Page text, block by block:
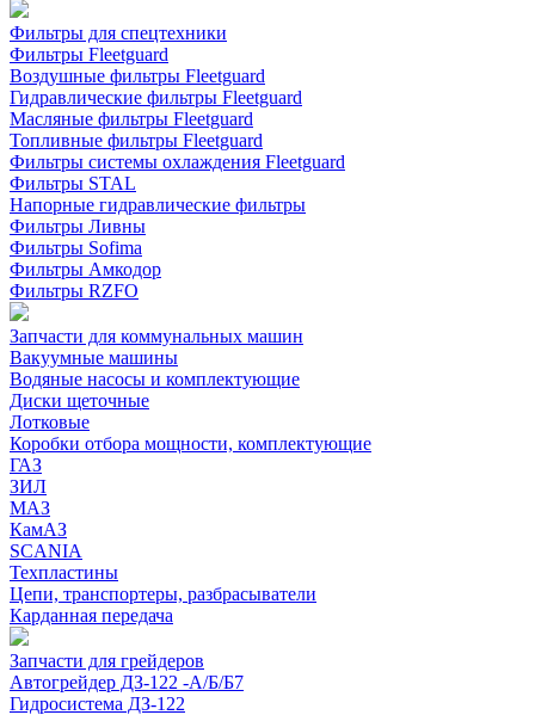
Фильтры для спецтехники
Фильтры Fleetguard
Воздушные фильтры Fleetguard
Гидравлические фильтры Fleetguard
Масляные фильтры Fleetguard
Топливные фильтры Fleetguard
Фильтры системы охлаждения Fleetguard
Фильтры STAL
Напорные гидравлические фильтры
Фильтры Ливны
Фильтры Sofima
Фильтры Амкодор
Фильтры RZFO
Запчасти для коммунальных машин
Вакуумные машины
Водяные насосы и комплектующие
Диски щеточные
Лотковые
Коробки отбора мощности, комплектующие
ГАЗ
ЗИЛ
МАЗ
КамАЗ
SCANIA
Техпластины
Цепи, транспортеры, разбрасыватели
Карданная передача
Запчасти для грейдеров
Автогрейдер ДЗ-122 -А/Б/Б7
Гидросистема ДЗ-122